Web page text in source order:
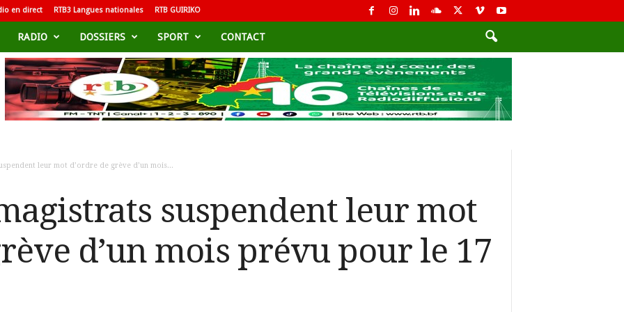
en direct RTB3 Langues nationales RTB GUIRIKO
RADIO DOSSIERS SPORT CONTACT
leur mot d’ordre de grève d’un mois...
suspendent leur mot
d’un mois prévu pour le 17